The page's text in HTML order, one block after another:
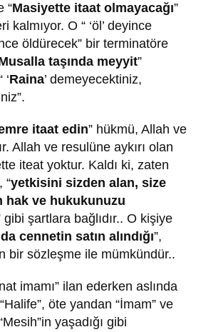
“Masiyette itaat olmayacağı”
kalmıyor. O “ ‘öl’ deyince
öldürecek” bir terminatöre
taşında meyyit”
Raina’ demeyecektiniz,
itaat edin” hükmü, Allah ve
Allah ve resulüne aykırı olan
iteat yoktur. Kaldı ki, zaten
“yetkisini sizden alan, size
hak ve hukukunuzu
gibi şartlara bağlıdır.. O kişiye
cennetin satın alındığı”,
bir sözleşme ile mümkündür..
imamı” ilan ederken aslında
öte yandan “İmam” ve
yaşadığı gibi